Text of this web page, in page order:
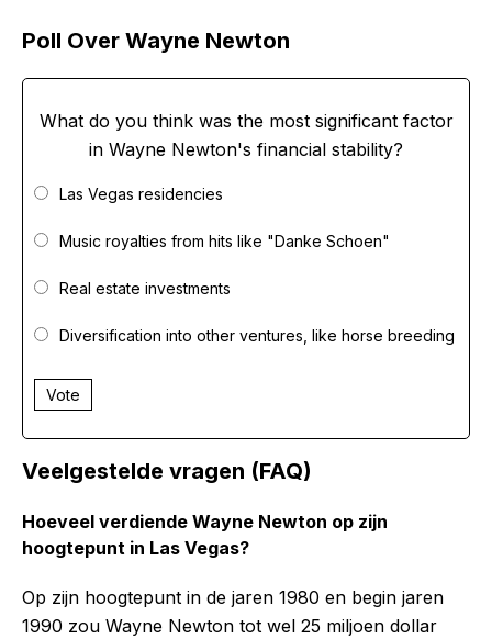
Poll Over Wayne Newton
What do you think was the most significant factor
in Wayne Newton's financial stability?
Las Vegas residencies
Music royalties from hits like "Danke Schoen"
Real estate investments
Diversification into other ventures, like horse breeding
Vote
Veelgestelde vragen (FAQ)
Hoeveel verdiende Wayne Newton op zijn
hoogtepunt in Las Vegas?
Op zijn hoogtepunt in de jaren 1980 en begin jaren
1990 zou Wayne Newton tot wel 25 miljoen dollar